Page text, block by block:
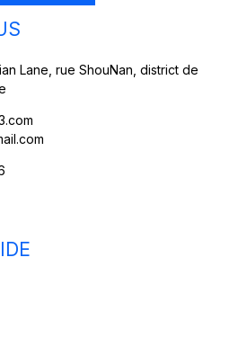
Lane, rue ShouNan, district de